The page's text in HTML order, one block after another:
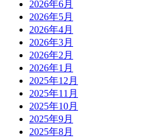
2026年6月
2026年5月
2026年4月
2026年3月
2026年2月
2026年1月
2025年12月
2025年11月
2025年10月
2025年9月
2025年8月